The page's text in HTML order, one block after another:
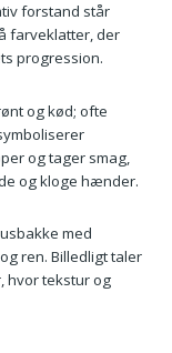
forstand står
farveklatter, der
progression.
og kød; ofte
og tager smag,
og kloge hænder.
med
ren. Billedligt taler
hvor tekstur og